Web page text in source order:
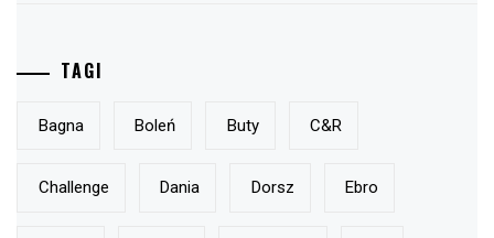
TAGI
Bagna Boleń Buty C&r
Challenge Dania Dorsz Ebro